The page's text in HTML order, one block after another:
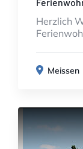
Herzlich
Meissen